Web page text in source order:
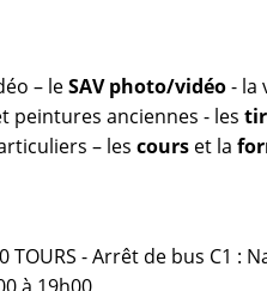
– leSAV photo/vidéo- la
anciennes - les
– les courset la
- Arrêt de bus C1 :